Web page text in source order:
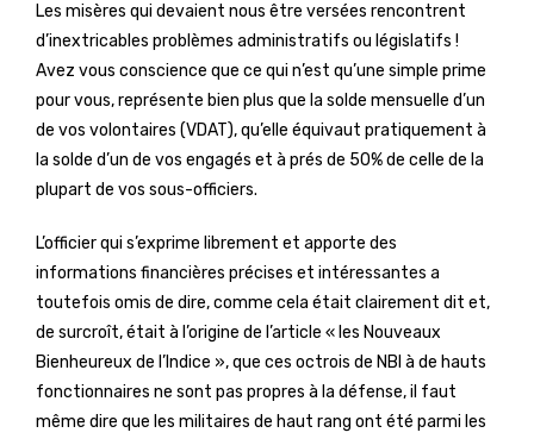
Les misères qui devaient nous être versées rencontrent
d’inextricables problèmes administratifs ou législatifs !
Avez vous conscience que ce qui n’est qu’une simple prime
pour vous, représente bien plus que la solde mensuelle d’un
de vos volontaires (VDAT), qu’elle équivaut pratiquement à
la solde d’un de vos engagés et à prés de 50% de celle de la
plupart de vos sous-officiers.
L’officier qui s’exprime librement et apporte des
informations financières précises et intéressantes a
toutefois omis de dire, comme cela était clairement dit et,
de surcroît, était à l’origine de l’article « les Nouveaux
Bienheureux de l’Indice », que ces octrois de NBI à de hauts
fonctionnaires ne sont pas propres à la défense, il faut
même dire que les militaires de haut rang ont été parmi les